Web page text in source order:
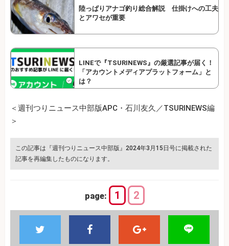
陸っぱりアナゴ釣り総合解説 仕掛けへの工夫
とアワセが重要
LINEで『TSURINEWS』の厳選記事が届く！
「アカウントメディアプラットフォーム」と
は？
＜週刊つりニュース中部版APC・石川友久／TSURINEWS編
＞
この記事は『週刊つりニュース中部版』2024年3月15日号に掲載された
記事を再編集したものになります。
page: 1 2